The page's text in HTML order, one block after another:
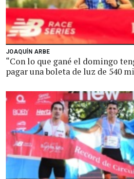
JOAQUÍN ARBE
“Con lo que gané el domingo
pagar una boleta de luz de 540